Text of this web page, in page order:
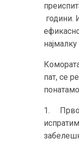
години.
пат, се
1. Прво,